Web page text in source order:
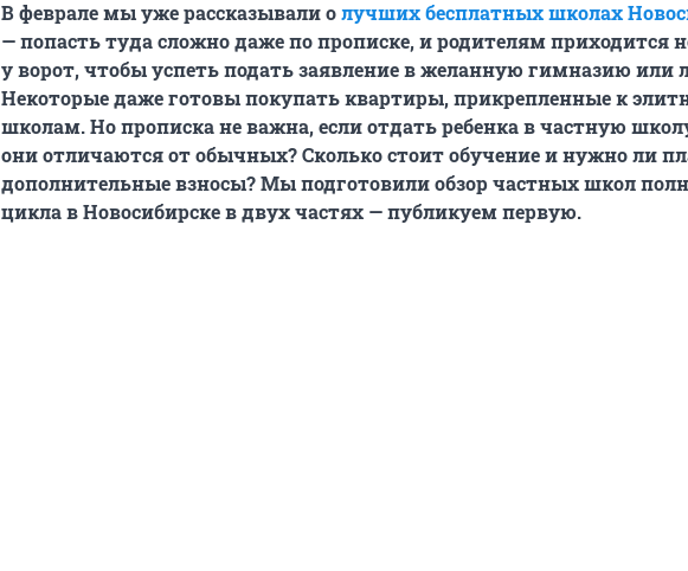
В феврале мы уже рассказывали олучших бесплатных школах
— попасть туда сложно даже по прописке, и родителям приходится
у ворот, чтобы успеть подать заявление в желанную гимназию или
Некоторые даже готовы покупать квартиры, прикрепленные к
школам. Но прописка не важна, если отдать ребенка в частную
они отличаются от обычных? Сколько стоит обучение и нужно ли
дополнительные взносы? Мы подготовили обзор частных школ
цикла в Новосибирске в двух частях — публикуем первую.